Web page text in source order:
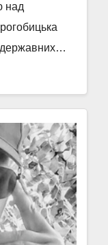
над
державних…